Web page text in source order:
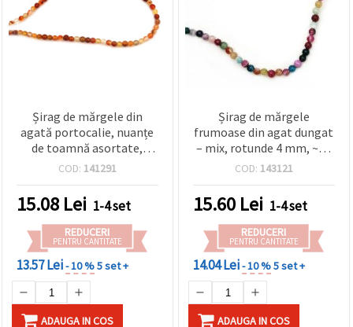
Șirag de mărgele din
agată portocalie, nuanțe
de toamnă asortate,
piatră semiprețioasă,
COD: 141291
15.08 Lei 1-4 set
REDUCERI
PENTRU CANTITATE
13.57 Lei- 10 %5 set +
ADAUGA IN COS
Șirag de mărgele
frumoase din agat dungat
– mix, rotunde 4 mm, ~94
bucăți, perfect pentru
colorate și creative
COD: 143121
15.60 Lei 1-4 set
REDUCERI
PENTRU CANTITATE
14.04 Lei- 10 %5 set +
ADAUGA IN COS